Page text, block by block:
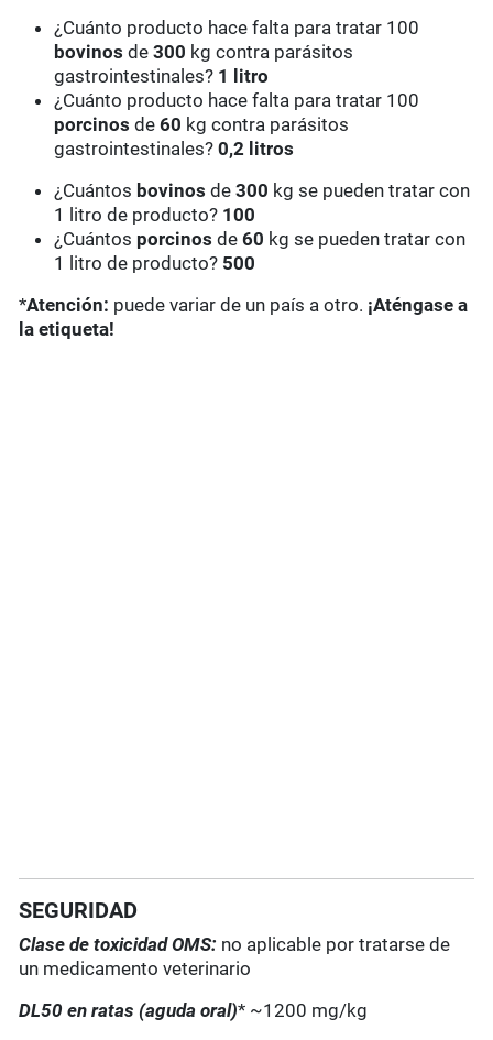
¿Cuánto producto hace falta para tratar 100
bovinos de300 kg contra parásitos
gastrointestinales? 1 litro
¿Cuánto producto hace falta para tratar 100
porcinos de60 kg contra parásitos
gastrointestinales? 0,2 litros
¿Cuántos bovinos de300 kg se pueden tratar con
1 litro de producto? 100
¿Cuántos porcinos de60 kg se pueden tratar con
1 litro de producto? 500
*Atención: puede variar de un país a otro. ¡Aténgase a
la etiqueta!
SEGURIDAD
Clase de toxicidad OMS: no aplicable por tratarse de
un medicamento veterinario
DL50 en ratas (aguda oral)* ~1200 mg/kg